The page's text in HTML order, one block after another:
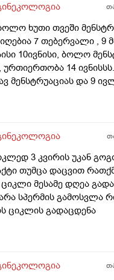
ხუთი თვეში
7 თებერვალი , 9
10ივნისი, ბოლო
ურთიერთობა 14
მენსტრუაციას და 9
10 დღეა გადამიცდს,,,
9 ივლის რო
არა, შარდვის შემდეგ
რა უნდა ვქნა
3 კვირის უკან
თუმცა დაცვით
ციკლი მესამე დღეა
სპერმის გამოსვლა
ციკლის გადაცდენა